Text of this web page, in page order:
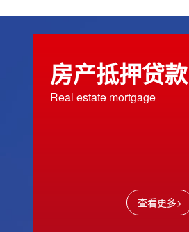
房产抵押贷款
Real estate mortgage
查看更多>
普洱房子抵押贷款流程
普洱房子抵押贷款是指借款